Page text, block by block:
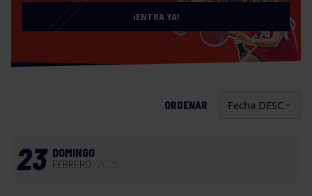
¡ENTRA YA!
ORDENAR
23 DOMINGO
FEBRERO